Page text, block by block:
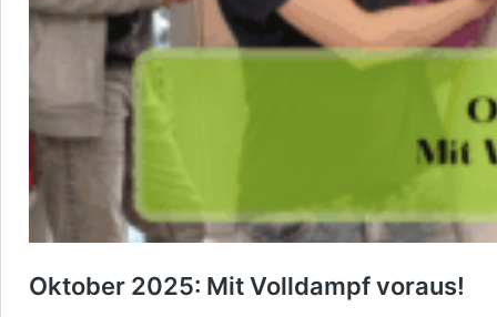
Oktober 2025: Mit Volldampf voraus!